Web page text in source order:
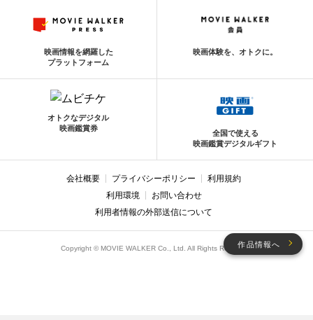
作品情報へ
映画情報を網羅した
プラットフォーム
映画体験を、オトクに。
オトクなデジタル
映画鑑賞券
全国で使える
映画鑑賞デジタルギフト
会社概要 プライバシーポリシー
利用規約
利用環境
お問い合わせ
利用者情報の外部送信について
Copyright © MOVIE WALKER Co., Ltd. All Rights Reserved.